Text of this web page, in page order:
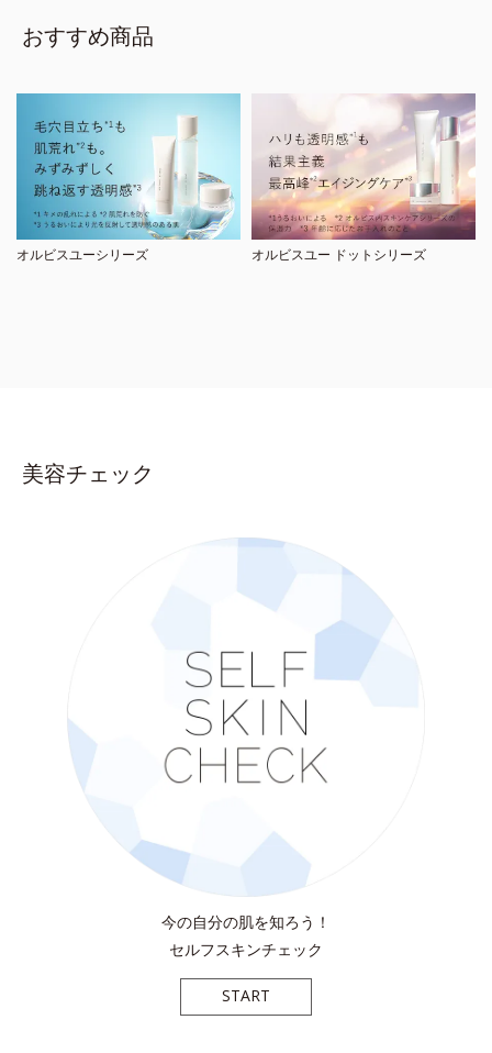
おすすめ商品
オルビスユーシリーズ オルビスユー ドットシリーズ
美容チェック
今の自分の肌を知ろう！
セルフスキンチェック
START